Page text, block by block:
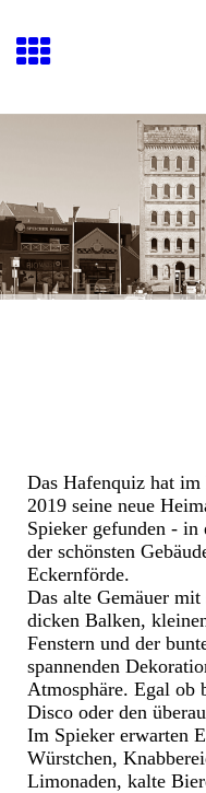
Das Hafenquiz hat
2019 seine neue
Spieker gefunden - in
der schönsten
Eckernförde.
Das alte Gemäuer mit
dicken Balken,
Fenstern und der
spannenden
Atmosphäre. Egal ob
Disco oder den
Im Spieker erwarten
Würstchen,
Limonaden, kalte